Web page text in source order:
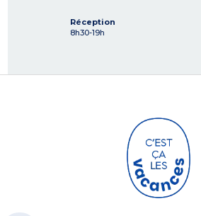
Réception
8h30-19h